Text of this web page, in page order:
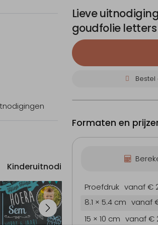
Kinderuitnodiging
Lieve
goudfolie letters
Formaten en
Proefdruk vanaf €
8.1 × 5.4 cm vanaf
15 × 10 cm vanaf €